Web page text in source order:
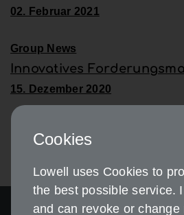
02. Februar 2021
Group News
Innovatives
15. Dezember 2020
Cookies
Lowell uses Cookies to
the best possible service.
and can revoke or change